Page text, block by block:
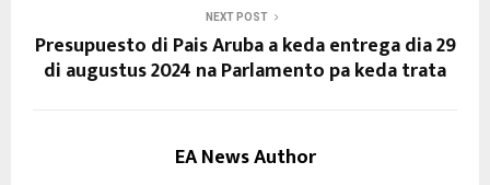
NEXT POST
Presupuesto di Pais Aruba a keda entrega dia 29
di augustus 2024 na Parlamento pa keda trata
EA News Author